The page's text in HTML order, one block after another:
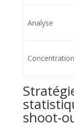
Analyse
Concentration
shoot-